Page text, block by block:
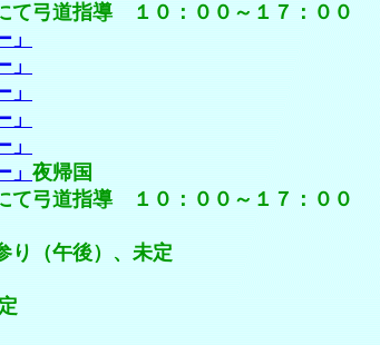
１０：００～１７：００
夜帰国
１０：００～１７：００
午後）、未定